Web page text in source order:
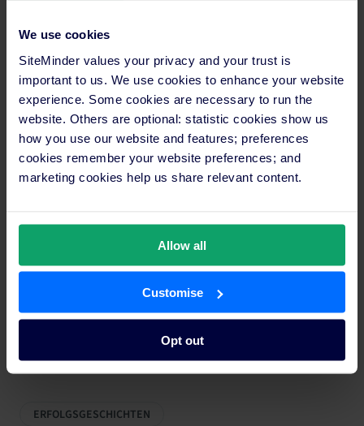
We use cookies
SiteMinder values your privacy and your trust is
important to us. We use cookies to enhance your website
experience. Some cookies are necessary to run the
website. Others are optional: statistic cookies show us
how you use our website and features; preferences
cookies remember your website preferences; and
marketing cookies help us share relevant content.
Allow all
Customise
Opt out
Innerhalb von Tagen betriebsbereit –
nicht Monaten.
Support rund um die Uhr in Ihrer
Sprache.
PCI-zertifiziert
und DSGVO-konform
ERFOLGSGESCHICHTEN